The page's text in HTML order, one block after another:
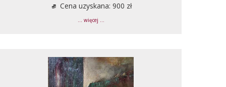
Cena uzyskana: 900 zł
... więcej ...